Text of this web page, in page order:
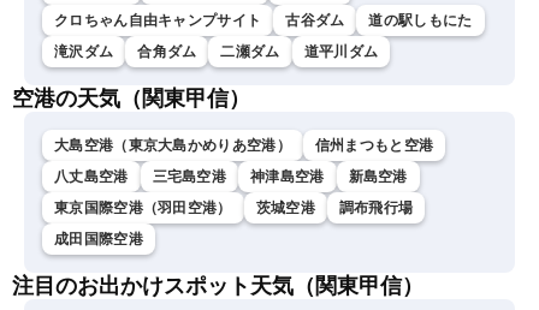
クロちゃん自由キャンプサイト
古谷ダム
道の駅しもにた
滝沢ダム
合角ダム 二瀬ダム 道平川ダム
空港の天気（関東甲信）
大島空港（東京大島かめりあ空港）
信州まつもと空港
八丈島空港
三宅島空港 神津島空港
新島空港
東京国際空港（羽田空港）
茨城空港
調布飛行場
成田国際空港
注目のお出かけスポット天気（関東甲信）